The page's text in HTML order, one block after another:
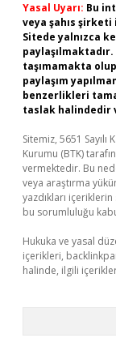
Yasal Uyarı: Bu
veya şahıs
Sitede yalnızca
taşımamakta
paylaşım
benzerlikleri
taslak halindedir
Sitemiz, 5651
Kurumu (BTK)
vermektedir. Bu
veya araştırma
yazdıkları
bu sorumluluğu
Hukuka ve yasal
içerikleri,
halinde, ilgili